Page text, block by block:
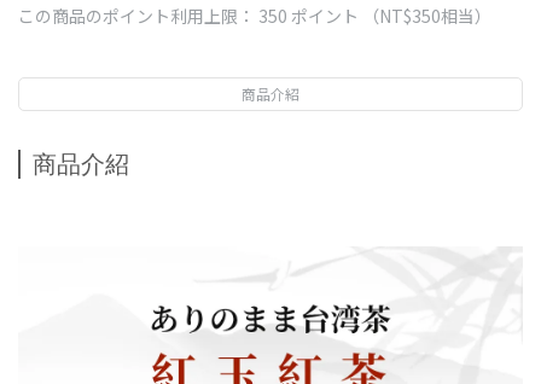
この商品のポイント利用上限： 350 ポイント （NT$350相当）
商品介紹
商品介紹